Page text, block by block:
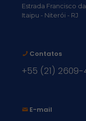
Estrada Francisco
Itaipu - Niterói - RJ
Contatos
+55 (21) 2609-
E-mail